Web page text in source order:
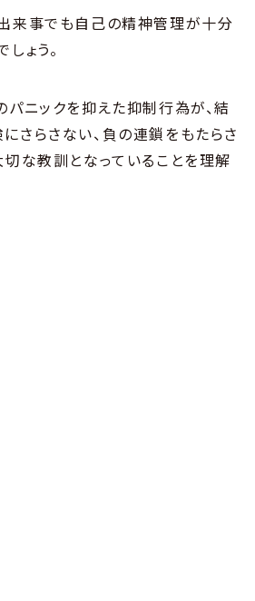
来事でも自己の精神管理が十分
ょう。
パニックを抑えた抑制行為が、結
さらさない、負の連鎖をもたらさ
切な教訓となっていることを理解